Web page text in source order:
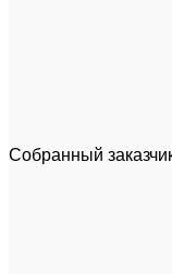
Собранный